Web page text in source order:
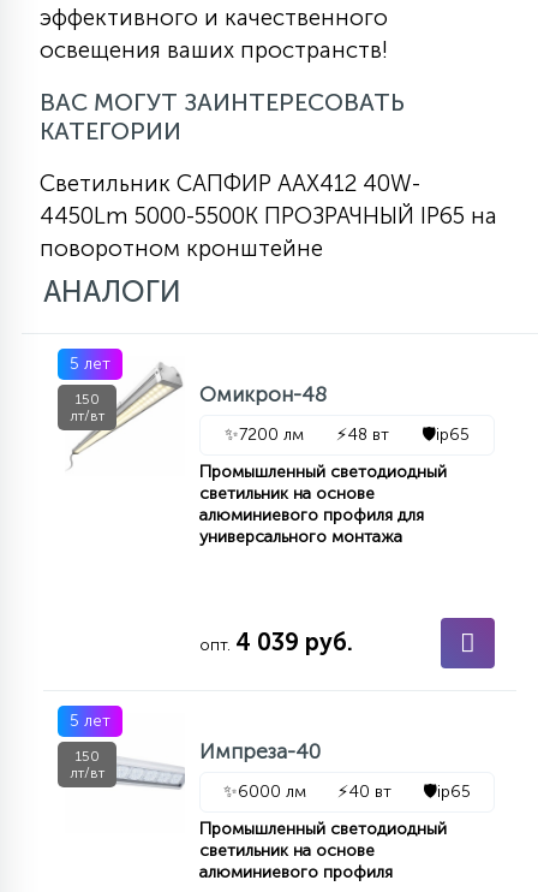
эффективного и качественного
освещения ваших пространств!
ВАС МОГУТ ЗАИНТЕРЕСОВАТЬ
КАТЕГОРИИ
Светильник САПФИР AAX412 40W-
4450Lm 5000-5500К ПРОЗРАЧНЫЙ IP65 на
поворотном кронштейне
АНАЛОГИ
5 лет
150
лт/вт
Омикрон-48
✨7200 лм ⚡48 вт 🛡️ip65
Промышленный светодиодный
светильник на основе
алюминиевого профиля для
универсального монтажа
опт. 4 039 руб.
5 лет
150
лт/вт
Импреза-40
✨6000 лм ⚡40 вт 🛡️ip65
Промышленный светодиодный
светильник на основе
алюминиевого профиля